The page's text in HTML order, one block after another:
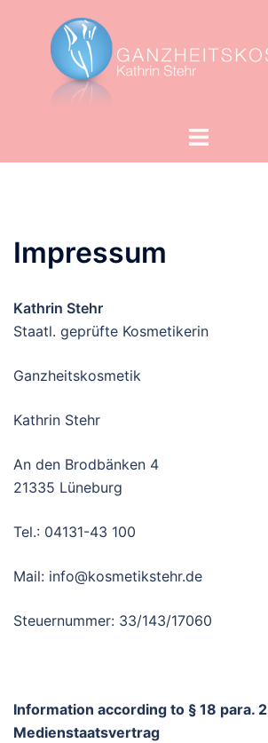
springen
Menü
Impressum
Kathrin Stehr
Staatl. geprüfte Kosmetikerin
Ganzheitskosmetik
Kathrin Stehr
An den Brodbänken 4
21335 Lüneburg
Tel.: 04131-43 100
Mail: info@kosmetikstehr.de
Steuernummer: 33/143/17060
Information according to § 18 para. 2
Medienstaatsvertrag